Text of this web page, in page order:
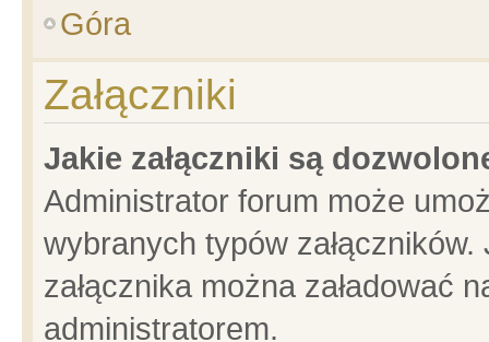
Góra
Załączniki
Jakie załączniki są
Administrator forum może
wybranych typów
załącznika można załadować
administratorem.